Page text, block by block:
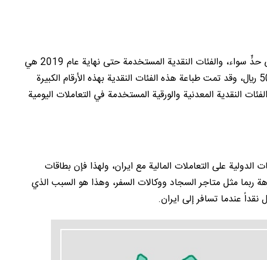
قيمة النقود في ايران مكتوبة بالريال على الأوراق النقدية والعملة المعدنية على حدٍّ سواء، والفئات النقدية المستخدمة حتى نهاية عام 2019 هي
1000 و2000 و5000 10,000 و20,000 و50,000 و100,000 و500,000 ريال، وقد تمت طباعة هذه الفئات النقدية بهذه الأرقام الكبيرة
النقدية المعدنية والورقية المستخدمة في التعاملات اليومية
على التعاملات المالية مع ايران، ولهذا فإن بطاقات
ربما مثل متاجر السجاد ووكالات السفر، وهذا هو السبب الذي
عندما تسافر إلى ايران.